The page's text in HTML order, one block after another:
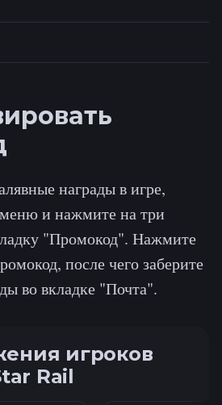
награды в игре,
меню и нажмите на три
"Промокод". Нажмите
после чего заберите
во вкладке "Почта".
игроков
Rail